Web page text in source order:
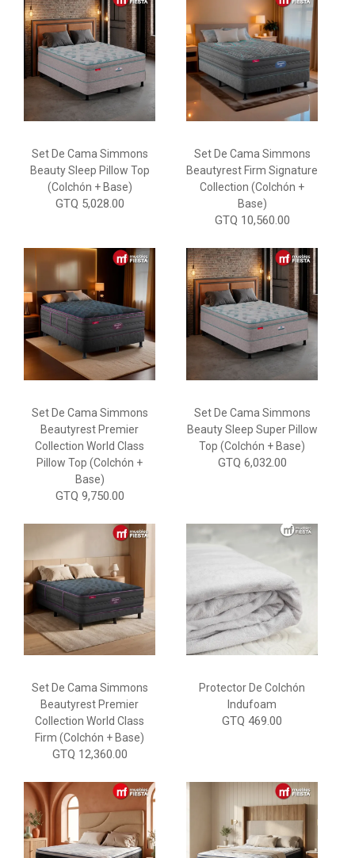
Set De Cama Simmons
Beauty Sleep Pillow Top
(Colchón + Base)
GTQ 5,028.00
Set De Cama Simmons
Beautyrest Firm Signature
Collection (Colchón +
Base)
GTQ 10,560.00
Set De Cama Simmons
Beautyrest Premier
Collection World Class
Pillow Top (Colchón +
Base)
GTQ 9,750.00
Set De Cama Simmons
Beauty Sleep Super Pillow
Top (colchón + Base)
GTQ 6,032.00
Set De Cama Simmons
Beautyrest Premier
Collection World Class
Firm (Colchón + Base)
GTQ 12,360.00
Protector De Colchón
Indufoam
GTQ 469.00